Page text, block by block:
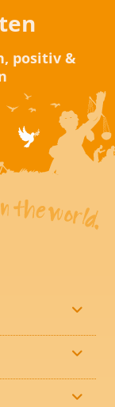
positiv &